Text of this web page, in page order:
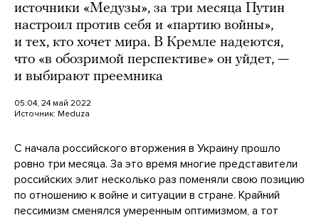
источники «Медузы», за три месяца Путин
настроил против себя и «партию войны»,
и тех, кто хочет мира. В Кремле надеются,
что «в обозримой перспективе» он уйдет, —
и выбирают преемника
05:04, 24 май 2022
Источник: Meduza
С начала российского вторжения в Украину прошло
ровно три месяца. За это время многие представители
российских элит несколько раз поменяли свою позицию
по отношению к войне и ситуации в стране. Крайний
пессимизм сменялся умеренным оптимизмом, а тот